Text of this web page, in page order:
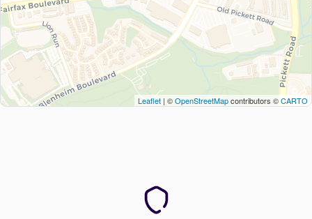
Leaflet | ©OpenStreetMapcontributors ©CARTO